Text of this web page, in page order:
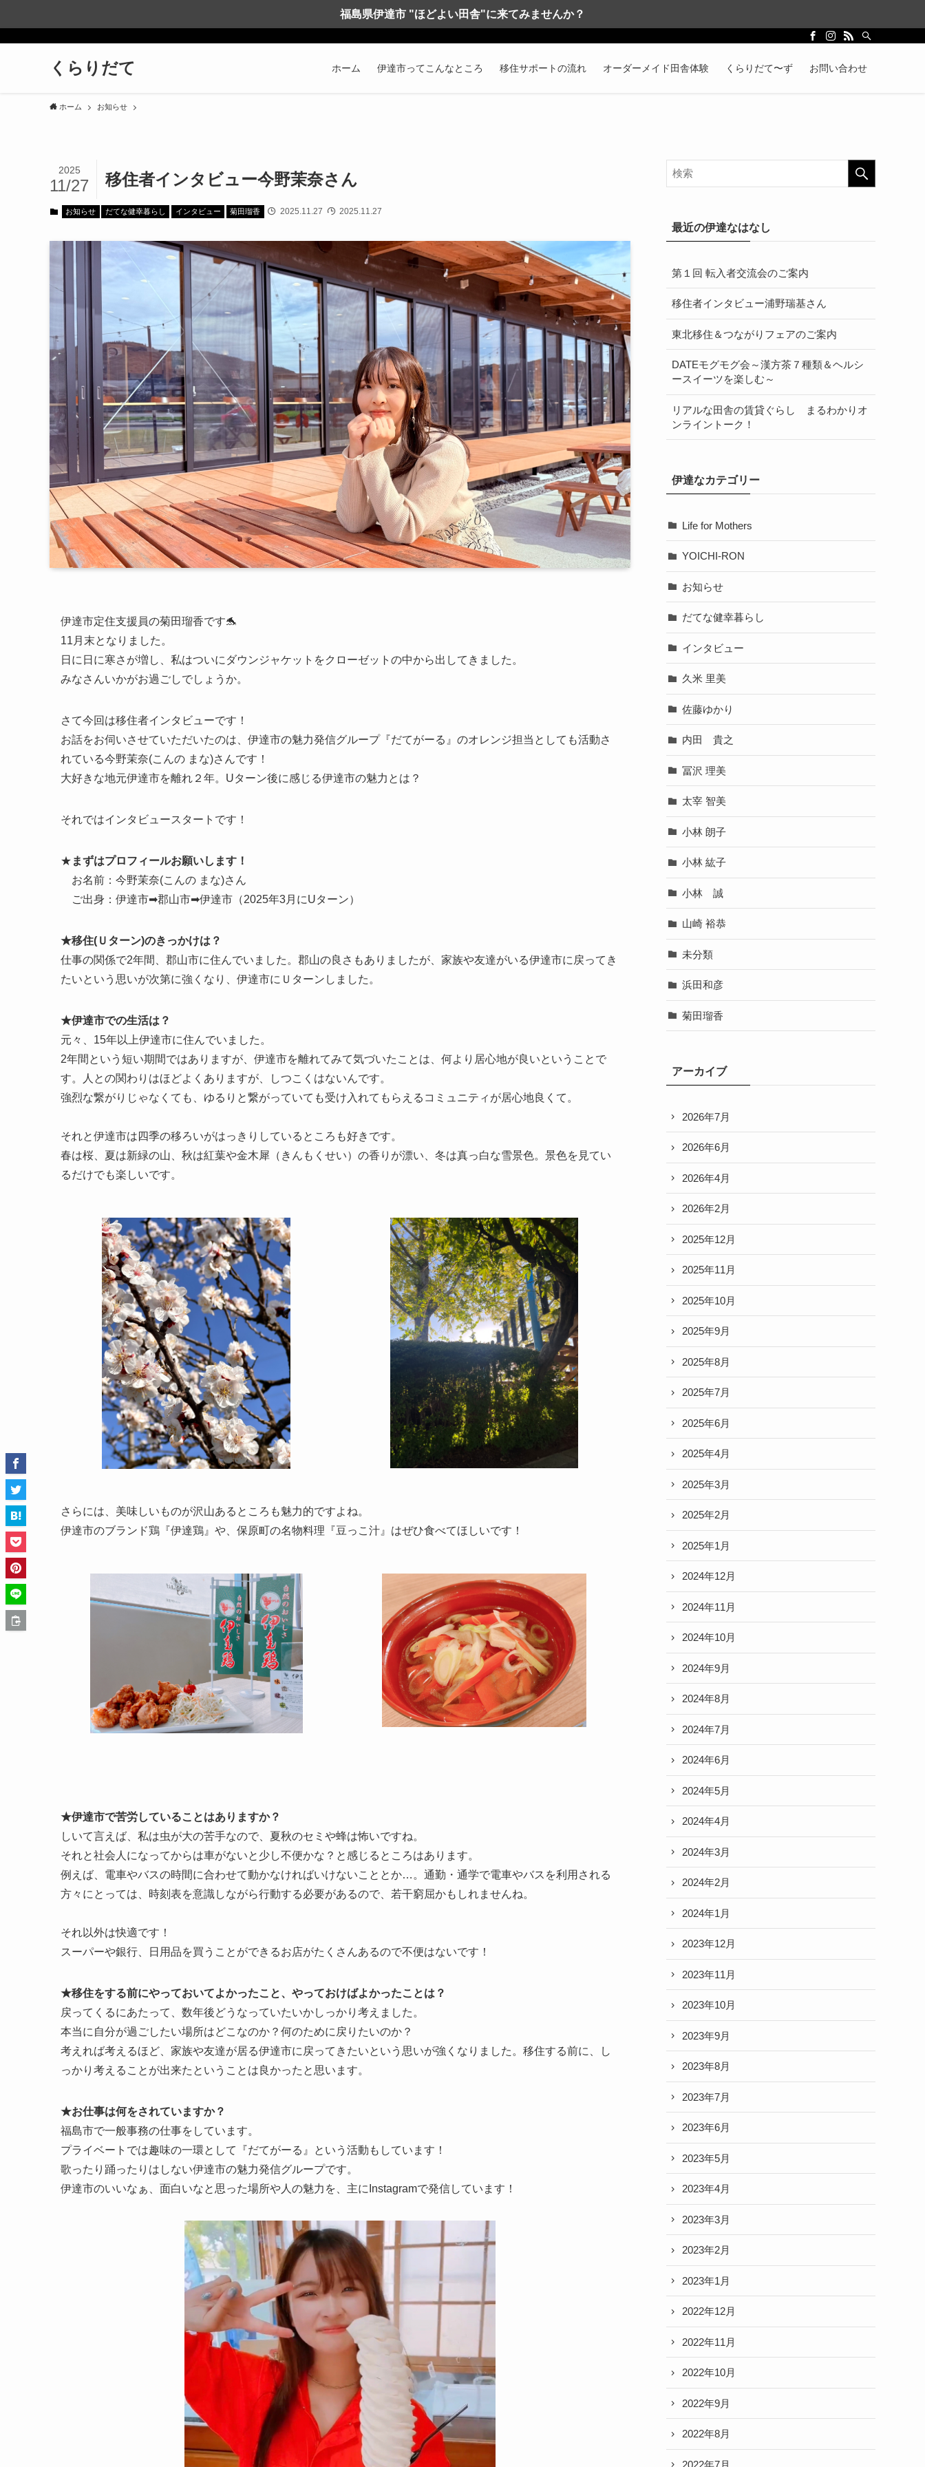
福島県伊達市 "ほどよい田舎"に来てみませんか？
くらりだて ホーム 伊達市ってこんなところ 移住サポートの流れ オーダーメイド田舎体験 くらりだて〜ず お問い合わせ
ホーム お知らせ
移住者インタビュー今野茉奈さん
2025
11/27
お知らせ だてな健幸暮らし インタビュー 菊田瑠香 2025.11.27 2025.11.27
伊達市定住支援員の菊田瑠香です🐬
11月末となりました。
日に日に寒さが増し、私はついにダウンジャケットをクローゼットの中から出してきました。
みなさんいかがお過ごしでしょうか。
さて今回は移住者インタビューです！
お話をお伺いさせていただいたのは、伊達市の魅力発信グループ『だてがーる』のオレンジ担当としても活動さ
れている今野茉奈(こんの まな)さんです！
大好きな地元伊達市を離れ２年。Uターン後に感じる伊達市の魅力とは？
それではインタビュースタートです！
★ まずはプロフィールお願いします！
お名前：今野茉奈(こんの まな)さん
ご出身：伊達市➡郡山市➡伊達市（2025年3月にUターン）
★移住(Ｕターン)のきっかけは？
仕事の関係で2年間、郡山市に住んでいました。郡山の良さもありましたが、家族や友達がいる伊達市に戻ってき
たいという思いが次第に強くなり、伊達市にＵターンしました。
★伊達市での生活は？
元々、15年以上伊達市に住んでいました。
2年間という短い期間ではありますが、伊達市を離れてみて気づいたことは、何より居心地が良いということで
す。人との関わりはほどよくありますが、しつこくはないんです。
強烈な繋がりじゃなくても、ゆるりと繋がっていても受け入れてもらえるコミュニティが居心地良くて。
それと伊達市は四季の移ろいがはっきりしているところも好きです。
春は桜、夏は新緑の山、秋は紅葉や金木犀（きんもくせい）の香りが漂い、冬は真っ白な雪景色。景色を見てい
るだけでも楽しいです。
さらには、美味しいものが沢山あるところも魅力的ですよね。
伊達市のブランド鶏『伊達鶏』や、保原町の名物料理『豆っこ汁』はぜひ食べてほしいです！
★伊達市で苦労していることはありますか？
しいて言えば、私は虫が大の苦手なので、夏秋のセミや蜂は怖いですね。
それと社会人になってからは車がないと少し不便かな？と感じるところはあります。
例えば、電車やバスの時間に合わせて動かなければいけないこととか…。通勤・通学で電車やバスを利用される
方々にとっては、時刻表を意識しながら行動する必要があるので、若干窮屈かもしれませんね。
それ以外は快適です！
スーパーや銀行、日用品を買うことができるお店がたくさんあるので不便はないです！
★移住をする前にやっておいてよかったこと、やっておけばよかったことは？
戻ってくるにあたって、数年後どうなっていたいかしっかり考えました。
本当に自分が過ごしたい場所はどこなのか？何のために戻りたいのか？
考えれば考えるほど、家族や友達が居る伊達市に戻ってきたいという思いが強くなりました。移住する前に、し
っかり考えることが出来たということは良かったと思います。
★お仕事は何をされていますか？
福島市で一般事務の仕事をしています。
プライベートでは趣味の一環として『だてがーる』という活動もしています！
歌ったり踊ったりはしない伊達市の魅力発信グループです。
伊達市のいいなぁ、面白いなと思った場所や人の魅力を、主にInstagramで発信しています！
最近の伊達なはなし
第１回 転入者交流会のご案内
移住者インタビュー浦野瑞基さん
東北移住＆つながりフェアのご案内
DATEモグモグ会～漢方茶７種類＆ヘルシ
ースイーツを楽しむ～
リアルな田舎の賃貸ぐらし まるわかりオ
ンライントーク！
伊達なカテゴリー
Life for Mothers
YOICHI-RON
お知らせ
だてな健幸暮らし
インタビュー
久米 里美
佐藤ゆかり
内田 貴之
冨沢 理美
太宰 智美
小林 朗子
小林 紘子
小林 誠
山崎 裕恭
未分類
浜田和彦
菊田瑠香
アーカイブ
2026年7月
2026年6月
2026年4月
2026年2月
2025年12月
2025年11月
2025年10月
2025年9月
2025年8月
2025年7月
2025年6月
2025年4月
2025年3月
2025年2月
2025年1月
2024年12月
2024年11月
2024年10月
2024年9月
2024年8月
2024年7月
2024年6月
2024年5月
2024年4月
2024年3月
2024年2月
2024年1月
2023年12月
2023年11月
2023年10月
2023年9月
2023年8月
2023年7月
2023年6月
2023年5月
2023年4月
2023年3月
2023年2月
2023年1月
2022年12月
2022年11月
2022年10月
2022年9月
2022年8月
2022年7月